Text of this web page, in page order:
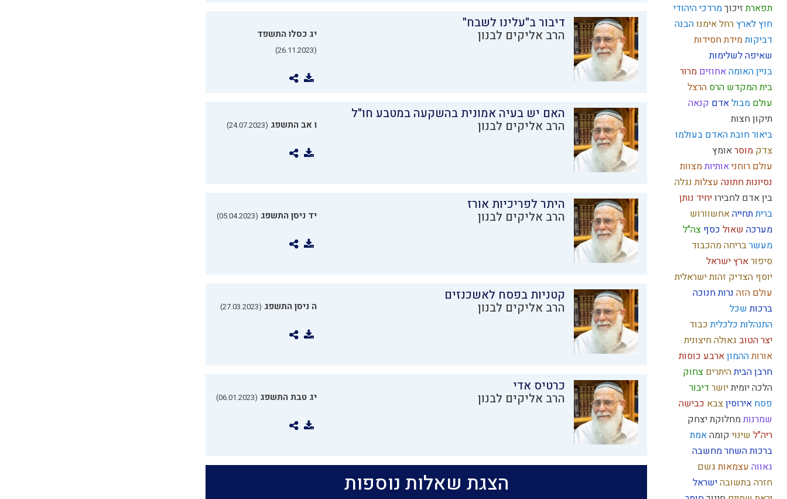
תפארתזיכוךמרדכי היהודי
חוץ לארץרחל אימנוהבנה
דביקותמידת חסידות
שאיפה לשלימות
בניין האומהאחוזים מרור
בית המקדש הרס הרצל
עולם מבולאדם קנאה
תיקון חצות
ביאור חובת האדם בעולמו
צדק מוסראומץ
עולם רוחניאותיותמצוות
נסיונותחתונה עצלותנגלה
בין אדם לחבירויחיד נותן
בריתתחייהאחשוורוש
מערכה שאול כסף צה"ל
מעשרבריחה מהכבוד
סיפורארץ ישראל
יוסף הצדיק זהות ישראלית
עולם הזה נרות חנוכה
ברכותשכל
התנהלות כלכליתכבוד
יצר הטוב גאולה חיצונית
אורותההמוןארבע כוסות
חרבן הביתהיתרים צחוק
הלכה יומיתיושר דיבור
פסח אירוסיןצבא כבישה
שמרנותמחלוקתיצחק
ריה"ל שינוי קומהאמת
ברכות השחרמחשבה
גאווה עצמאותגשם
חזרה בתשובהישראל
דיבור ב"עלינו לשבח"
הרב אליקים לבנון יג כסלו התשפד
(26.11.2023)
האם יש בעיה אמונית בהשקעה במטבע חו"ל
הרב אליקים לבנון ו אב התשפג (24.07.2023)
היתר לפריכיות אורז
הרב אליקים לבנון יד ניסן התשפג (05.04.2023)
קטניות בפסח לאשכנזים
הרב אליקים לבנון ה ניסן התשפג (27.03.2023)
כרטיס אדי
הרב אליקים לבנון יג טבת התשפג (06.01.2023)
הצגת שאלות נוספות